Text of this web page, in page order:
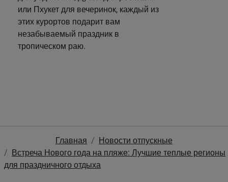
или Пхукет для вечеринок, каждый из
этих курортов подарит вам
незабываемый праздник в
тропическом раю.
Главная
Новости отпускные
Встреча Нового года на пляже: Лучшие теплые регионы
для праздничного отдыха